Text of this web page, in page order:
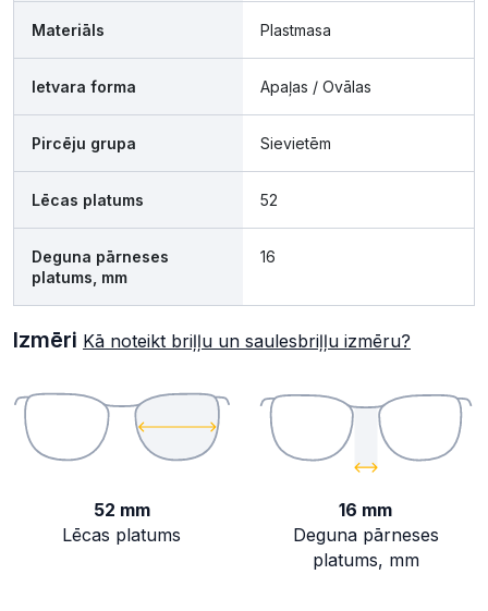
Materiāls Plastmasa
Ietvara forma Apaļas / Ovālas
Pircēju grupa Sievietēm
Lēcas platums 52
Deguna pārneses
platums, mm
16
Izmēri Kā noteikt briļļu un saulesbriļļu izmēru?
52 mm
Lēcas platums
16 mm
Deguna pārneses
platums, mm